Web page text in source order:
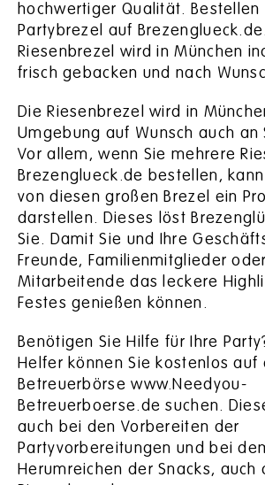
hochwertiger Qualität. Bestellen
Partybrezel auf
Riesenbrezel wird in München
frisch gebacken und nach
Die Riesenbrezel wird in
Umgebung auf Wunsch auch an
Vor allem, wenn Sie mehrere
Brezenglueck.de bestellen,
von diesen großen Brezel ein
darstellen. Dieses löst
Sie. Damit Sie und Ihre
Freunde, Familienmitglieder oder
Mitarbeitende das leckere
Festes genießen können.
Benötigen Sie Hilfe für Ihre
Helfer können Sie kostenlos auf
Betreuerbörsewww.Needyou-
Betreuerboerse.de suchen.
auch bei den Vorbereiten der
Partyvorbereitungen und bei
Herumreichen der Snacks, auch